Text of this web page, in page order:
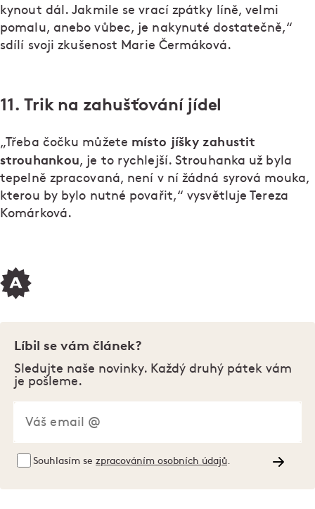
kynout dál. Jakmile se vrací zpátky líně, velmi
pomalu, anebo vůbec, je nakynuté dostatečně,“
sdílí svoji zkušenost Marie Čermáková.
11. Trik na zahušťování jídel
„Třeba čočku můžete místo jíšky zahustit
strouhankou, je to rychlejší. Strouhanka už byla
tepelně zpracovaná, není v ní žádná syrová mouka,
kterou by bylo nutné povařit,“ vysvětluje Tereza
Komárková.
Líbil se vám článek?
Sledujte naše novinky. Každý druhý pátek vám
je pošleme.
Souhlasím se zpracováním osobních údajů